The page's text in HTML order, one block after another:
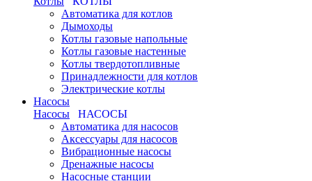
Автоматика для котлов
Дымоходы
Котлы газовые напольные
Котлы газовые настенные
Котлы твердотопливные
Принадлежности для котлов
Электрические котлы
Насосы
Насосы
НАСОСЫ
Автоматика для насосов
Аксессуары для насосов
Вибрационные насосы
Дренажные насосы
Насосные станции